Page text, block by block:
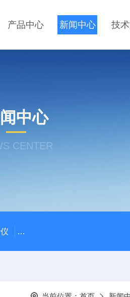
产品中心 新闻中心 技
中心
CENTER
哈希在线PH计电极PD1R1